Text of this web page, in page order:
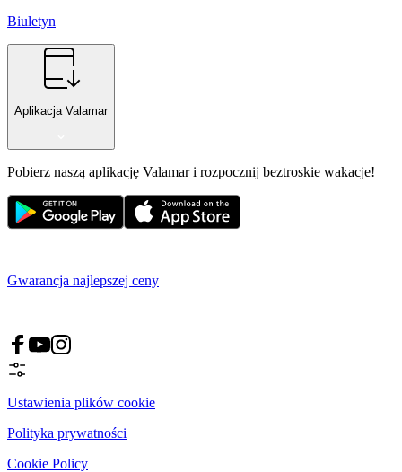
Biuletyn
Aplikacja Valamar
Pobierz naszą aplikację Valamar i rozpocznij beztroskie wakacje!
Gwarancja najlepszej ceny
Ustawienia plików cookie
Polityka prywatności
Cookie Policy